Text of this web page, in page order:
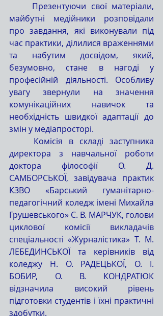
майбутні медійники розповідали
про завдання, які виконували під
час практики, ділилися враженнями
та набутим досвідом, який,
безумовно, стане в нагоді у
професійній діяльності. Особливу
увагу звернули на значення
комунікаційних навичок та
необхідність швидкої адаптації до
змін у медіапросторі.
директора з навчальної роботи
доктора філософії О. Д.
САМБОРСЬКОЇ, завідувача практик
КЗВО «Барський гуманітарно-
педагогічний коледж імені Михайла
Грушевського» С. В. МАРЧУК, голови
циклової комісії викладачів
спеціальності «Журналістика» Т. М.
ЛЕБЕДИНСЬКОЇ та керівників від
коледжу Н. О. РАДЕЦЬКОЇ, О. І.
БОБИР, О. В. КОНДРАТЮК
відзначила високий рівень
підготовки студентів і їхні практичні
здобутки.